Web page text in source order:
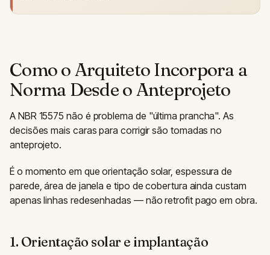
Como o Arquiteto Incorpora a
Norma Desde o Anteprojeto
A NBR 15575 não é problema de "última prancha". As
decisões mais caras para corrigir são tomadas no
anteprojeto.
É o momento em que orientação solar, espessura de
parede, área de janela e tipo de cobertura ainda custam
apenas linhas redesenhadas — não retrofit pago em obra.
1. Orientação solar e implantação